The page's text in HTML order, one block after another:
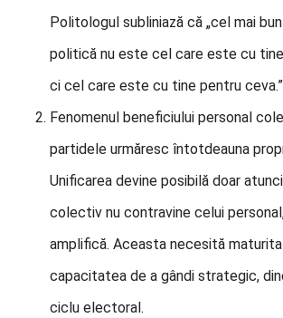
Politologul subliniază că „cel mai
politică nu este cel care este cu
ci cel care este cu tine pentru ceva.”
Fenomenul beneficiului personal
partidele urmăresc întotdeauna
Unificarea devine posibilă doar
colectiv nu contravine celui
amplifică. Aceasta necesită
capacitatea de a gândi strategic,
ciclu electoral.